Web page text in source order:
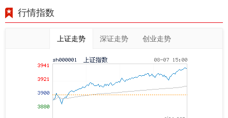
行情指数
上证走势 深证走势 创业走势